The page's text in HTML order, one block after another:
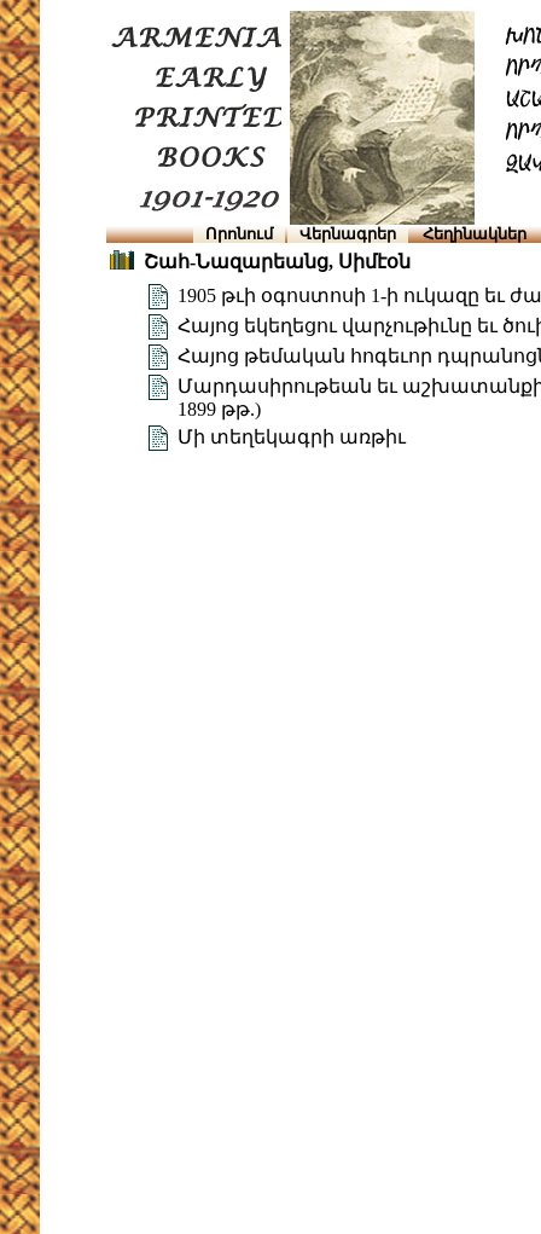
Որոնում Վերնագրեր Հեղինակներ
Շահ-Նազարեանց, Սիմէօն
1905 թւի օգոստոսի 1-ի ուկազը եւ
Հայոց եկեղեցու վարչութիւնը եւ
Հայոց թեմական հոգեւոր
Մարդասիրութեան եւ աշխատանքի
1899 թթ.)
Մի տեղեկագրի առթիւ